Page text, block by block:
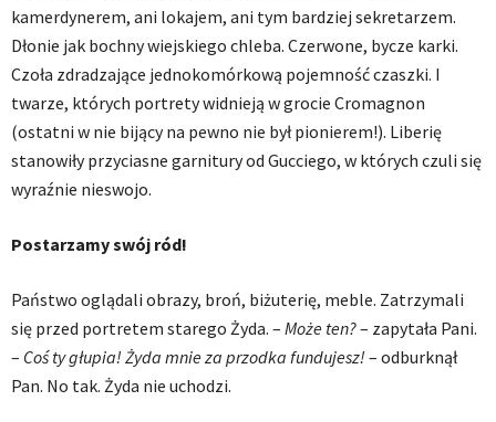
kamerdynerem, ani lokajem, ani tym bardziej sekretarzem.
Dłonie jak bochny wiejskiego chleba. Czerwone, bycze karki.
Czoła zdradzające jednokomórkową pojemność czaszki. I
twarze, których portrety widnieją w grocie Cromagnon
(ostatni w nie bijący na pewno nie był pionierem!). Liberię
stanowiły przyciasne garnitury od Gucciego, w których czuli się
wyraźnie nieswojo.
Postarzamy swój ród!
Państwo oglądali obrazy, broń, biżuterię, meble. Zatrzymali
się przed portretem starego Żyda. – Może ten?– zapytała Pani.
– Coś ty głupia! Żyda mnie za przodka fundujesz! – odburknął
Pan. No tak. Żyda nie uchodzi.